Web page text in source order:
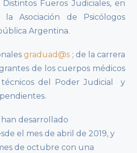
Fueros Judiciales, en
la Asociación de Psicólogos
Argentina.
graduad@s ; de la carrera
de los cuerpos médicos
técnicos del Poder Judicial y
desarrollado
el mes de abril de 2019, y
de octubre con una